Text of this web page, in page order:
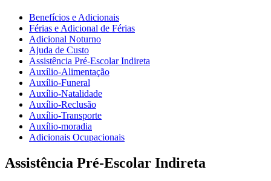
Benefícios e Adicionais
Férias e Adicional de Férias
Adicional Noturno
Ajuda de Custo
Assistência Pré-Escolar Indireta
Auxílio-Alimentação
Auxílio-Funeral
Auxílio-Natalidade
Auxílio-Reclusão
Auxílio-Transporte
Auxílio-moradia
Adicionais Ocupacionais
Assistência Pré-Escolar Indireta